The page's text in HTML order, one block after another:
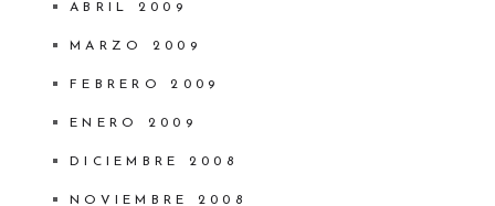
ABRIL 2009
MARZO 2009
FEBRERO 2009
ENERO 2009
DICIEMBRE 2008
NOVIEMBRE 2008